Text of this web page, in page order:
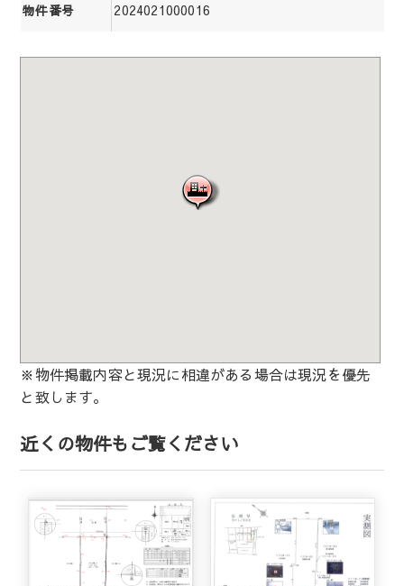
物件番号 2024021000016
※物件掲載内容と現況に相違がある場合は現況を優先
と致します。
近くの物件もご覧ください